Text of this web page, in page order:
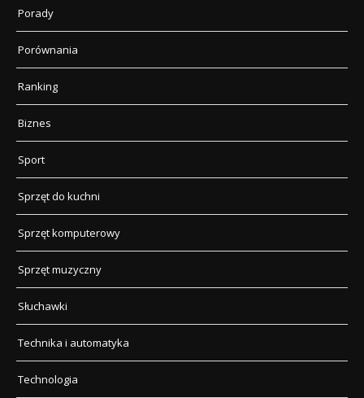
Porady
Porównania
Ranking
Biznes
Sport
Sprzęt do kuchni
Sprzęt komputerowy
Sprzęt muzyczny
Słuchawki
Technika i automatyka
Technologia